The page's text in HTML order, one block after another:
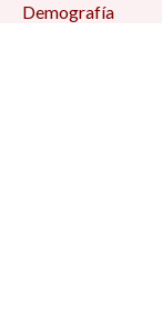
Demografía